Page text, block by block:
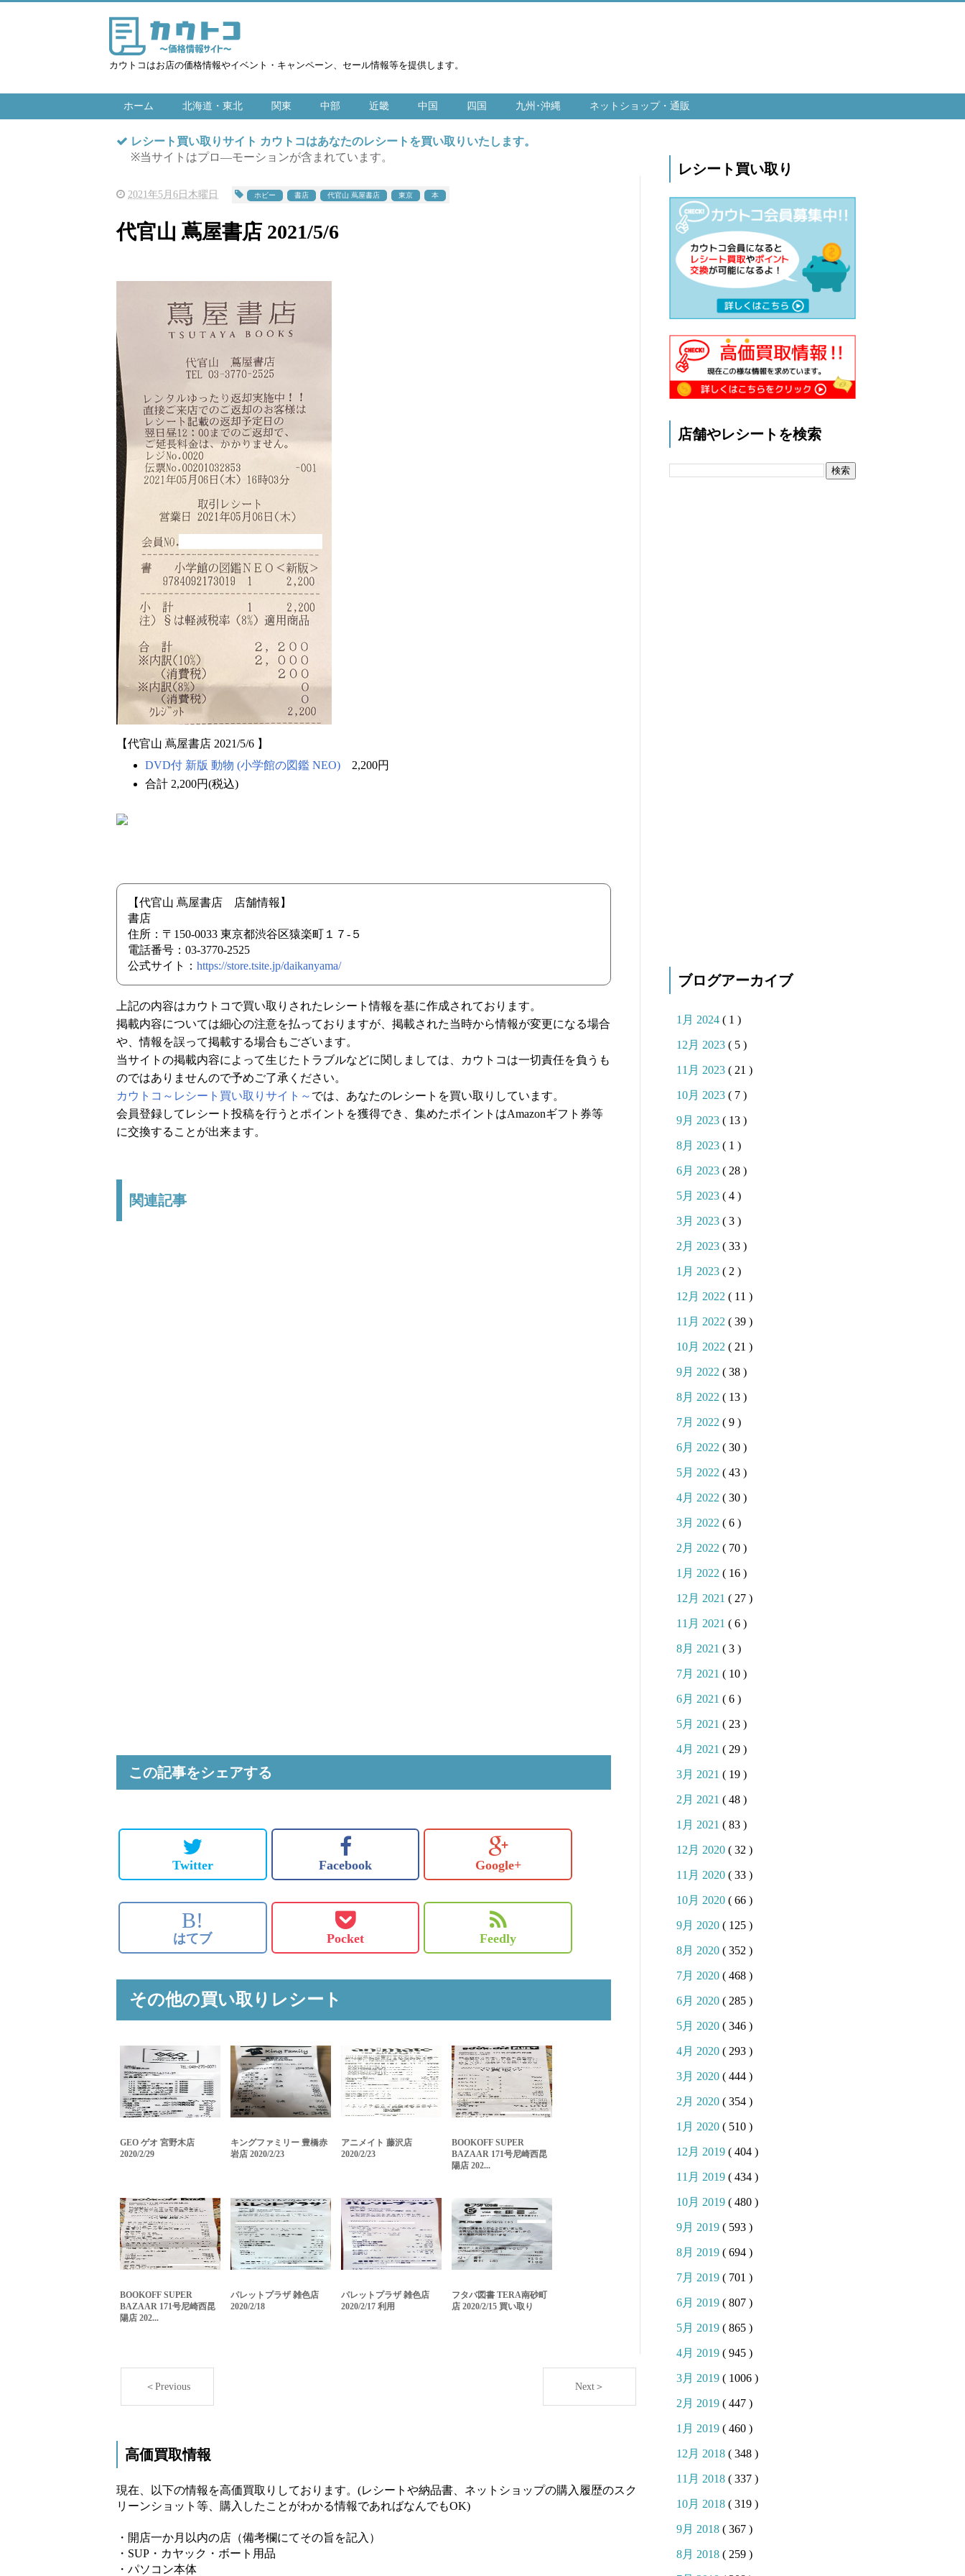
カウトコはお店の価格情報やイベント・キャンペーン、セール情報等を提供します。
ホーム 北海道・東北 関東 中部 近畿 中国 四国 九州･沖縄 ネットショップ・通販
レシート買い取りサイト カウトコはあなたのレシートを買い取りいたします。
※当サイトはプロ―モーションが含まれています。
2021年5月6日木曜日 ホビー 書店 代官山 蔦屋書店 東京 本
代官山 蔦屋書店 2021/5/6
【代官山 蔦屋書店 2021/5/6 】
DVD付 新版 動物 (小学館の図鑑 NEO) 2,200円
合計 2,200円(税込)
【代官山 蔦屋書店 店舗情報】
書店
住所：〒150-0033 東京都渋谷区猿楽町１７-５
電話番号：03-3770-2525
公式サイト： https://store.tsite.jp/daikanyama/
上記の内容はカウトコで買い取りされたレシート情報を基に作成されております。
掲載内容については細心の注意を払っておりますが、掲載された当時から情報が変更になる場合
や、情報を誤って掲載する場合もございます。
当サイトの掲載内容によって生じたトラブルなどに関しましては、カウトコは一切責任を負うも
のではありませんので予めご了承ください。
カウトコ～レシート買い取りサイト～ では、あなたのレシートを買い取りしています。
会員登録してレシート投稿を行うとポイントを獲得でき、集めたポイントはAmazonギフト券等
に交換することが出来ます。
関連記事
この記事をシェアする
Twitter Facebook Google+
B!
はてブ Pocket Feedly
その他の買い取りレシート
GEO ゲオ 宮野木店
2020/2/29
キングファミリー 豊橋赤
岩店 2020/2/23
アニメイト 藤沢店
2020/2/23
BOOKOFF SUPER
BAZAAR 171号尼崎西昆
陽店 202...
BOOKOFF SUPER
BAZAAR 171号尼崎西昆
陽店 202...
パレットプラザ 雑色店
2020/2/18
パレットプラザ 雑色店
2020/2/17 利用
フタバ図書 TERA南砂町
店 2020/2/15 買い取り
＜Previous Next＞
高価買取情報
現在、以下の情報を高価買取りしております。(レシートや納品書、ネットショップの購入履歴のスク
リーンショット等、購入したことがわかる情報であればなんでもOK)
・開店一か月以内の店（備考欄にてその旨を記入）
・SUP・カヤック・ボート用品
・パソコン本体
レシート買い取り
店舗やレシートを検索
ブログアーカイブ
1月 2024 ( 1 )
12月 2023 ( 5 )
11月 2023 ( 21 )
10月 2023 ( 7 )
9月 2023 ( 13 )
8月 2023 ( 1 )
6月 2023 ( 28 )
5月 2023 ( 4 )
3月 2023 ( 3 )
2月 2023 ( 33 )
1月 2023 ( 2 )
12月 2022 ( 11 )
11月 2022 ( 39 )
10月 2022 ( 21 )
9月 2022 ( 38 )
8月 2022 ( 13 )
7月 2022 ( 9 )
6月 2022 ( 30 )
5月 2022 ( 43 )
4月 2022 ( 30 )
3月 2022 ( 6 )
2月 2022 ( 70 )
1月 2022 ( 16 )
12月 2021 ( 27 )
11月 2021 ( 6 )
8月 2021 ( 3 )
7月 2021 ( 10 )
6月 2021 ( 6 )
5月 2021 ( 23 )
4月 2021 ( 29 )
3月 2021 ( 19 )
2月 2021 ( 48 )
1月 2021 ( 83 )
12月 2020 ( 32 )
11月 2020 ( 33 )
10月 2020 ( 66 )
9月 2020 ( 125 )
8月 2020 ( 352 )
7月 2020 ( 468 )
6月 2020 ( 285 )
5月 2020 ( 346 )
4月 2020 ( 293 )
3月 2020 ( 444 )
2月 2020 ( 354 )
1月 2020 ( 510 )
12月 2019 ( 404 )
11月 2019 ( 434 )
10月 2019 ( 480 )
9月 2019 ( 593 )
8月 2019 ( 694 )
7月 2019 ( 701 )
6月 2019 ( 807 )
5月 2019 ( 865 )
4月 2019 ( 945 )
3月 2019 ( 1006 )
2月 2019 ( 447 )
1月 2019 ( 460 )
12月 2018 ( 348 )
11月 2018 ( 337 )
10月 2018 ( 319 )
9月 2018 ( 367 )
8月 2018 ( 259 )